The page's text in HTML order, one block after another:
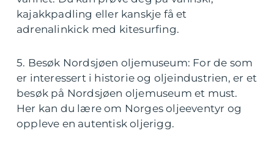
kajakkpadling eller kanskje få et
adrenalinkick med kitesurfing.
5. Besøk Nordsjøen oljemuseum: For de som
er interessert i historie og oljeindustrien, er et
besøk på Nordsjøen oljemuseum et must.
Her kan du lære om Norges oljeeventyr og
oppleve en autentisk oljerigg.